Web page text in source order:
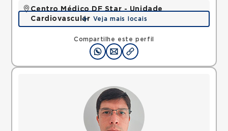
Compartilhe este perfil
Centro Médico DF Star - Unidade
Cardiovascular
SGAS, ASA SUL, Brasilia, DF, 70390150 •Mapa
Veja mais locais